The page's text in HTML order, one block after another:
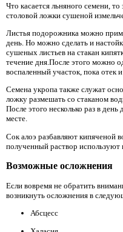
Что касается льняного семени,
столовой ложки сушеной
Листья подорожника можно
день. Но можно сделать и
сушеных листьев на стакан
течение дня.После этого можно
воспаленный участок, пока отек
Семена укропа также служат
ложку размешать со стаканом
После этого несколько раз в
месте.
Сок алоэ разбавляют кипяченой
полученный раствор
Возможные осложнения
Если вовремя не обратить
возникнуть осложнения в
Абсцесс